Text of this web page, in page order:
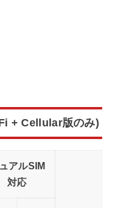
+ Cellular版のみ)
アルSIM
対応